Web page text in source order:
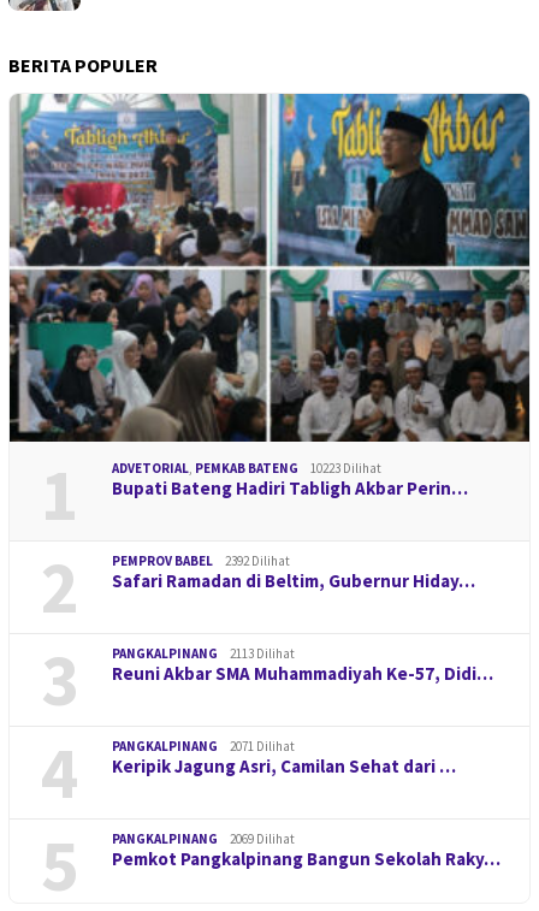
BERITA POPULER
1 ADVETORIAL, PEMKAB BATENG 10223 Dilihat
Bupati Bateng Hadiri Tabligh Akbar Perin…
2 PEMPROV BABEL 2392 Dilihat
Safari Ramadan di Beltim, Gubernur Hiday…
3 PANGKALPINANG 2113 Dilihat
Reuni Akbar SMA Muhammadiyah Ke-57, Didi…
4 PANGKALPINANG 2071 Dilihat
Keripik Jagung Asri, Camilan Sehat dari …
5 PANGKALPINANG 2069 Dilihat
Pemkot Pangkalpinang Bangun Sekolah Raky…